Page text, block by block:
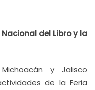
del Libro y la
y Jalisco
de la Feria